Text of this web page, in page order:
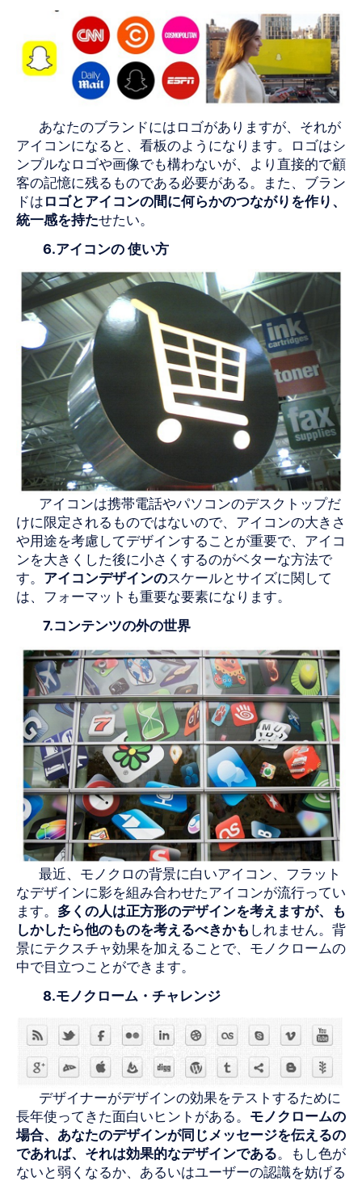
あなたのブランドには ロゴがありますが、それが
アイコンになると、看板のようになります。ロゴはシ
ンプルな ロゴや画像でも構わないが、より直接的で顧
客の記憶に残るものである必要がある。また、ブラン
ドは ロゴとアイコンの間に何らかのつながりを作り、
統一感を持たせたい。
6.アイコンの 使い方
アイコンは携帯電話やパソコンのデスクトップだ
けに限定されるものではないので、アイコンの大きさ
や用途を考慮してデザインすることが重要で、アイコ
ンを大きくした後に小さくするのがベターな方法で
す。 アイコンデザインのスケールとサイズに関して
は、フォーマットも重要な要素になります。
7.コンテンツの外の世界
最近、モノクロの背景に白いアイコン、フラット
なデザインに影を組み合わせたアイコンが流行ってい
ます。 多くの人は正方形のデザインを考えますが、も
しかしたら他のものを考えるべきかも しれません。背
景にテクスチャ効果を加えることで、モノクロームの
中で目立つことができます。
8.モノクローム・チャレンジ
デザイナーがデザインの効果をテストするために
長年使ってきた面白いヒントがある。 モノクロームの
場合、あなたのデザインが同じメッセージを伝えるの
であれば、それは効果的なデザインである。もし色が
ないと弱くなるか、あるいはユーザーの認識を妨げる